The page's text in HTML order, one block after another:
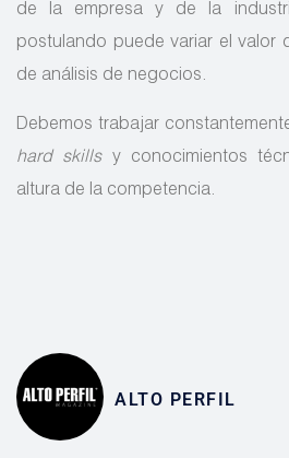
de la empresa y de la
postulando puede variar el valor
de análisis de negocios.
Debemos trabajar
hard skillsy conocimientos
altura de la competencia.
ALTO PERFIL